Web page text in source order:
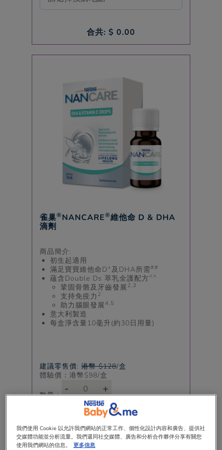
合共: $ 0.00
雀巢®NANCARE®維他命 D & DHA
滴劑
商品簡介:
初生起適用
滿足寶寶維他命D+及DHA所需##
蘊含Double Ds 萃乳全護配方 ^^
鞏固骨骼及牙齒發展 2,3
支持免疫力 2
助力腦眼發展 4,5
意大利製造
每盒淨含量10毫升(約30日用量)
建議零售價: 港幣 $128/盒
體驗價：港幣$98/盒
數量： - +
我們使用 Cookie 以允許我們網站的正常工作、個性化設計內容和廣告、提供社
交媒體功能並分析流量。我們還同社交媒體、廣告和分析合作夥伴分享有關您
使用我們網站的信息。
更多信息